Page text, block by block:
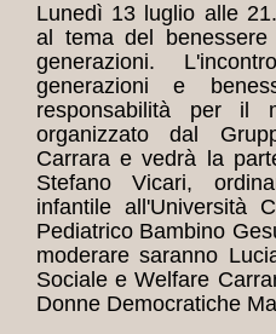
Lunedì 13 luglio alle
al tema del benessere
generazioni.
generazioni e
responsabilità per il
organizzato dal
Carrara e vedrà la
Stefano Vicari,
infantile all'Università
Pediatrico Bambino
moderare saranno
Sociale e Welfare
Donne Democratiche